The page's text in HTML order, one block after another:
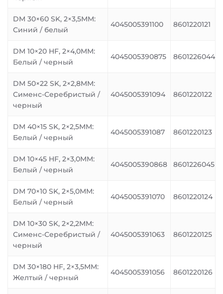
DM 30×60 SK, 2×3,5MM:
Синий / белый
4045005391100 8601220121
DM 10×20 HF, 2×4,0MM:
Белый / черный
4045005390875 8601226044
DM 50×22 SK, 2×2,8MM:
Сименс-Серебристый /
черный
4045005391094 8601220122
DM 40×15 SK, 2×2,5MM:
Белый / черный
4045005391087 8601220123
DM 10×45 HF, 2×3,0MM:
Белый / черный
4045005390868 8601226045
DM 70×10 SK, 2×5,0MM:
Белый / черный
4045005391070 8601220124
DM 10×30 SK, 2×2,2MM:
Сименс-Серебристый /
черный
4045005391063 8601220125
DM 30×180 HF, 2×3,5MM:
Желтый / черный
4045005391056 8601220126